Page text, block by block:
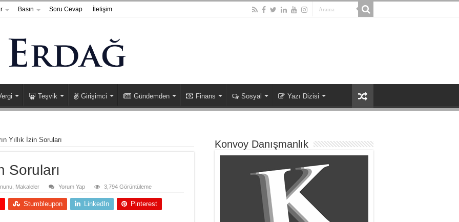
Basın Soru Cevap İletişim
Teşvik Girişimci Gündemden Finans Sosyal Yazı Dizisi
Yıllık İzin Soruları
Soruları
Makaleler Yorum Yap 3,794 Görüntüleme
Stumbleupon LinkedIn Pinterest
Konvoy Danışmanlık